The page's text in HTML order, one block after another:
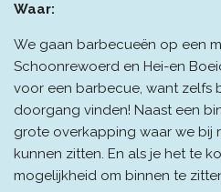
Waar:
We gaan barbecueën op een
Schoonrewoerd en Hei-en
voor een barbecue, want zelfs
doorgang vinden! Naast een
grote overkapping waar we bij
kunnen zitten. En als je het te
mogelijkheid om binnen te